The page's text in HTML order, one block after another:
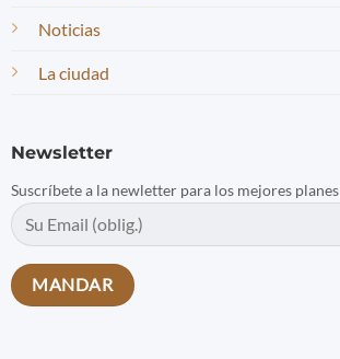
Noticias
La ciudad
Newsletter
Suscríbete a la newletter para los mejores planes